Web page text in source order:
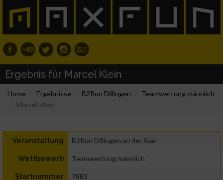
Ergebnis für Marcel Klein
Home Ergebnisse B2Run Dillingen
Teamwertung männlich
Marcel Klein
Veranstaltung B2Run Dillingen an der Saar
Wettbewerb Teamwertung männlich
Startnummer 7883